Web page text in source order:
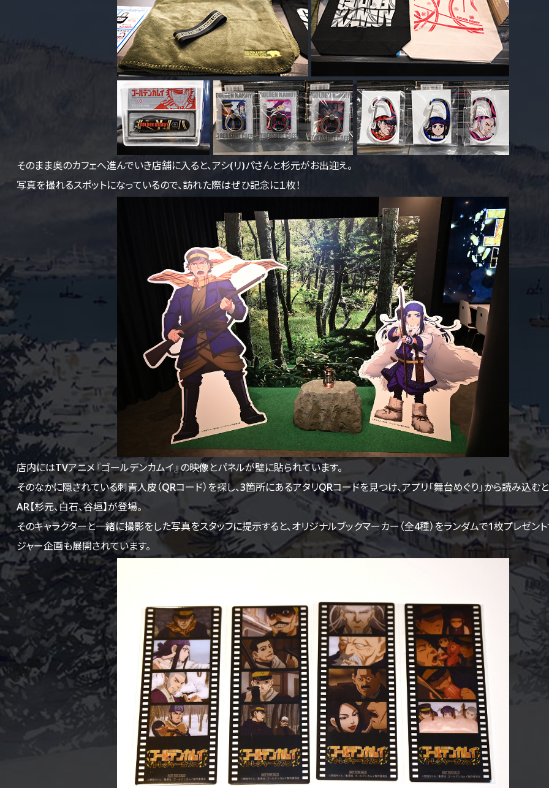
そのまま奥のカフェへ進んでいき店舗に入ると、アシ(リ)パさんと杉元がお出迎え。
写真を撮れるスポットになっているので、訪れた際はぜひ記念に１枚！
店内にはTVアニメ『ゴールデンカムイ』の映像とパネルが壁に貼られています。
そのなかに隠されている刺青人皮（QRコード）を探し、3箇所にあるアタリQRコードを見つけ、アプリ「舞台めぐり」から読み込むと
AR【杉元、白石、谷垣】が登場。
そのキャラクターと一緒に撮影をした写真をスタッフに提示すると、オリジナルブックマーカー（全4種）をランダムで1枚プレゼント
ジャー企画も展開されています。